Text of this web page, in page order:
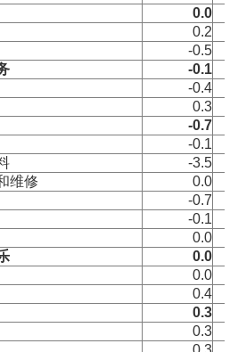
0.0
0.2
-0.5
-0.1
-0.4
0.3
-0.7
-0.1
-3.5
维修
0.0
-0.7
-0.1
0.0
0.0
0.0
0.4
0.3
0.3